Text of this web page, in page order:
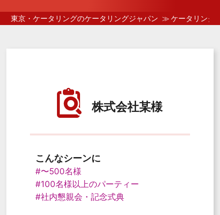
東京・ケータリングのケータリングジャパン ケータリング
株式会社某様
こんなシーンに
#〜500名様
#100名様以上のパーティー
#社内懇親会・記念式典